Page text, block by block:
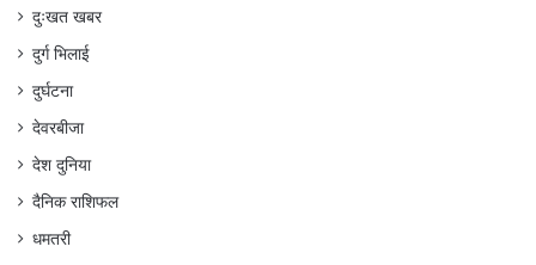
दुःखत खबर
दुर्ग भिलाई
दुर्घटना
देवरबीजा
देश दुनिया
दैनिक राशिफल
धमतरी